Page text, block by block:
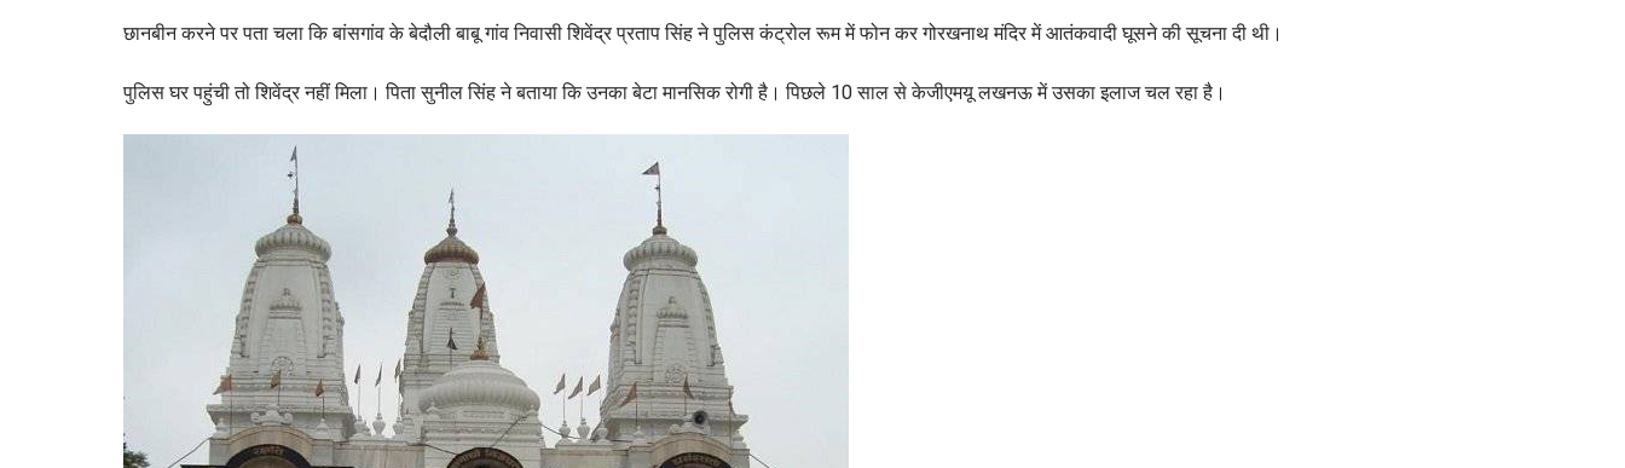
छानबीन करने पर पता चला कि बांसगांव के बेदौली बाबू गांव निवासी शिवेंद्र प्रताप सिंह ने पुलिस कंट्रोल रूम में फोन कर गोरखनाथ मंदिर में आतंकवादी घूसने की सूचना दी थी।
पुलिस घर पहुंची तो शिवेंद्र नहीं मिला। पिता सुनील सिंह ने बताया कि उनका बेटा मानसिक रोगी है। पिछले 10 साल से केजीएमयू लखनऊ में उसका इलाज चल रहा है।